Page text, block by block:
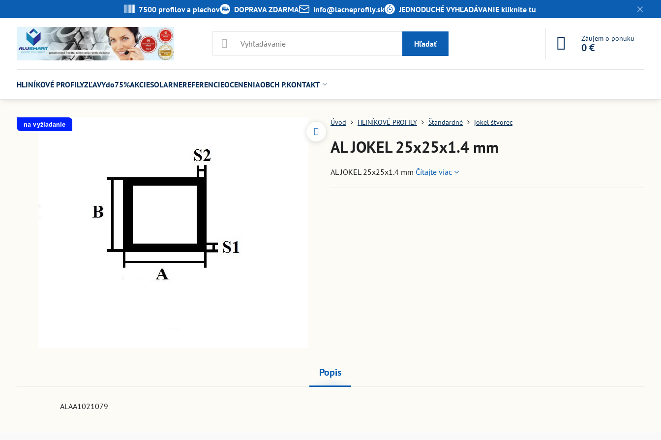
✕
7500 profilov a plechov DOPRAVA ZDARMA info​@lacneprofily​.sk JEDNODUCHÉ VYHĽADÁVANIE kliknite tu
Hľadať
Záujem o ponuku
0 €
HLINÍKOVÉ PROFILYZĽAVYdo75%AKCIESOLARNEREFERENCIEOCENENIAOBCH P.KONTAKT
na vyžiadanie Úvod HLINÍKOVÉ PROFILY Štandardné jokel štvorec
AL JOKEL 25x25x1.4 mm
AL JOKEL 25x25x1.4 mm Čítajte viac
Popis
ALAA1021079